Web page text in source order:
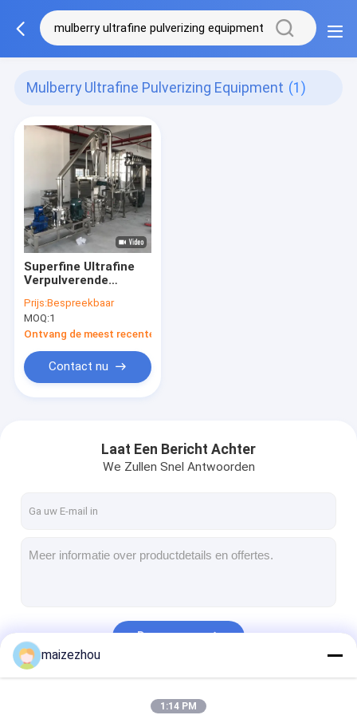
Mulberry Ultrafine Pulverizing Equipment (1)
Superfine Ultrafine
Verpulverende
Malende
Machinemoerbeiboom
van de
kippenessentie
Prijs:Bespreekbaar
MOQ:1
Ontvang de meest recente Prijs
Contact nu
Laat Een Bericht Achter
We Zullen Snel Antwoorden
Doorgaan
maizezhou
1:14 PM